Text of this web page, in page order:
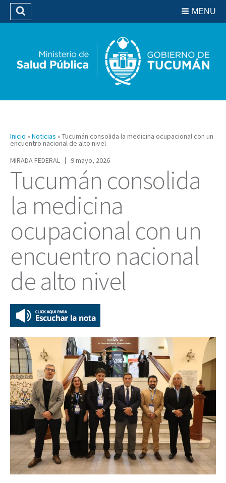
Biblioteca
MENU
Buscar
Inicio » Noticias » Tucumán consolida la medicina ocupacional con un
encuentro nacional de alto nivel
MIRADA FEDERAL
9 mayo, 2026
Tucumán consolida
la medicina
ocupacional con un
encuentro nacional
de alto nivel